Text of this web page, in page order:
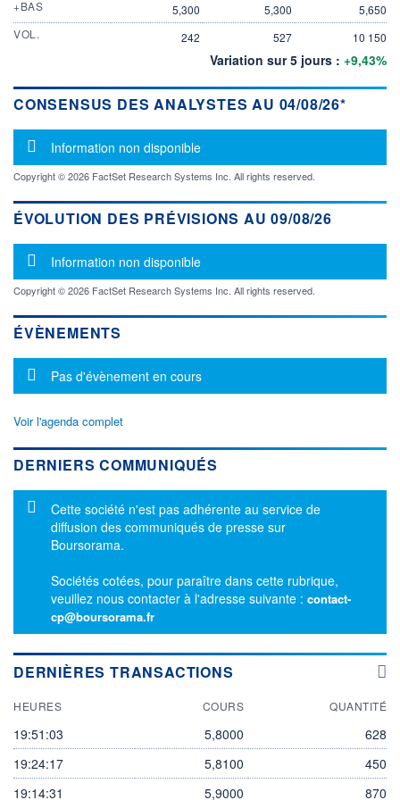
+BAS
5,300 5,300
5,650
VOL.
242 527 10 150
Variation sur 5 jours : +9,43%
CONSENSUS DES ANALYSTES AU 04/08/26*
Message d'information
Information non disponible
Copyright © 2026 FactSet Research Systems Inc. All rights reserved.
ÉVOLUTION DES PRÉVISIONS AU 09/08/26
Message d'information
Information non disponible
Copyright © 2026 FactSet Research Systems Inc. All rights reserved.
ÉVÈNEMENTS
Message d'information
Pas d'évènement en cours
Voir l'agenda complet
DERNIERS COMMUNIQUÉS
Message d'information
Cette société n'est pas adhérente au service de
diffusion des communiqués de presse sur
Boursorama.
Sociétés cotées, pour paraître dans cette rubrique,
veuillez nous contacter à l'adresse suivante : contact-
cp@boursorama.fr
DERNIÈRES TRANSACTIONS
HEURES COURS QUANTITÉ
19:51:03 5,8000
628
19:24:17
5,8100
450
19:14:31
5,9000 870